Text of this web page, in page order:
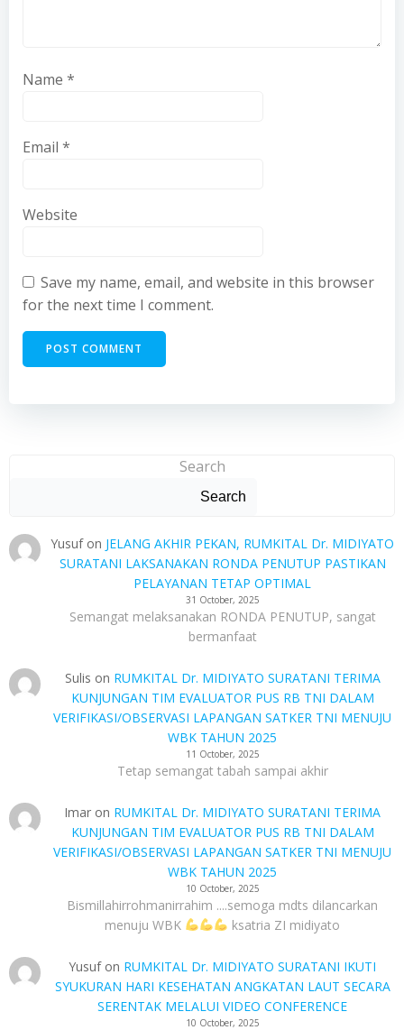
Name *
Email *
Website
Save my name, email, and website in this browser
for the next time I comment.
Search
Search
Yusufon JELANG AKHIR PEKAN, RUMKITAL Dr. MIDIYATO
SURATANI LAKSANAKAN RONDA PENUTUP PASTIKAN
PELAYANAN TETAP OPTIMAL
31 October, 2025
Semangat melaksanakan RONDA PENUTUP, sangat
bermanfaat
Sulis on RUMKITAL Dr. MIDIYATO SURATANI TERIMA
KUNJUNGAN TIM EVALUATOR PUS RB TNI DALAM
VERIFIKASI/OBSERVASI LAPANGAN SATKER TNI MENUJU
WBK TAHUN 2025
11 October, 2025
Tetap semangat tabah sampai akhir
Imar on RUMKITAL Dr. MIDIYATO SURATANI TERIMA
KUNJUNGAN TIM EVALUATOR PUS RB TNI DALAM
VERIFIKASI/OBSERVASI LAPANGAN SATKER TNI MENUJU
WBK TAHUN 2025
10 October, 2025
Bismillahirrohmanirrahim ....semoga mdts dilancarkan
menuju WBK
ksatria ZI midiyato
Yusufon RUMKITAL Dr. MIDIYATO SURATANI IKUTI
SYUKURAN HARI KESEHATAN ANGKATAN LAUT SECARA
SERENTAK MELALUI VIDEO CONFERENCE
10 October, 2025